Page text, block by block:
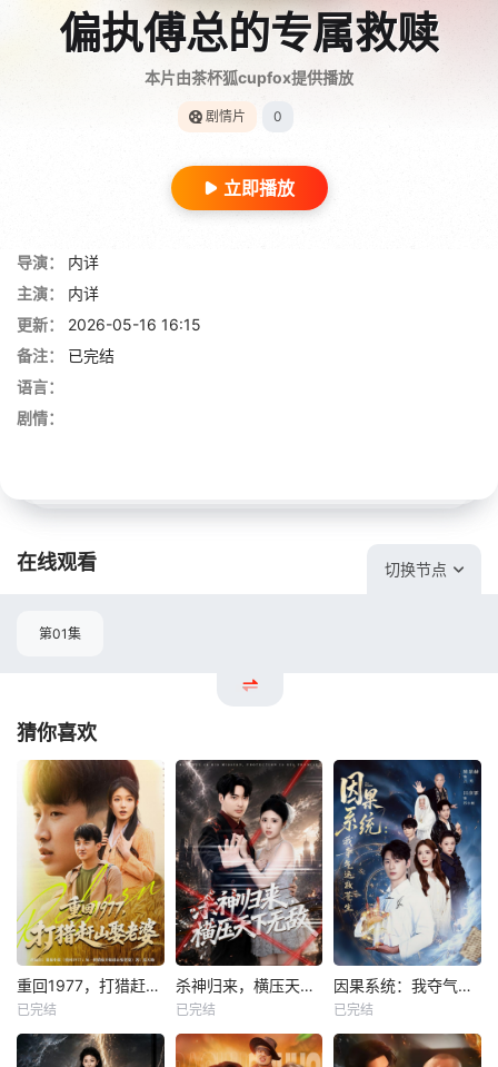
偏执傅总的专属救赎
本片由茶杯狐cupfox提供播放
剧情片 0
立即播放
导演：
内详
主演：
内详
更新：
2026-05-16 16:15
备注：
已完结
语言：
剧情：
在线观看 切换节点
第01集
猜你喜欢
重回1977，打猎赶山娶老婆
已完结
杀神归来，横压天下无敌
已完结
因果系统：我夺气运救苍生
已完结